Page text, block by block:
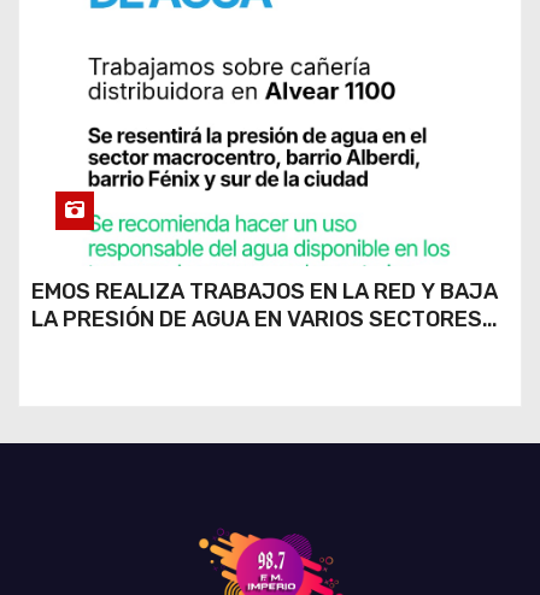
EMOS REALIZA TRABAJOS EN LA RED Y BAJA
LA PRESIÓN DE AGUA EN VARIOS SECTORES